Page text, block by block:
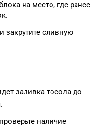
на место, где ранее
закрутите сливную
заливка тосола до
наличие